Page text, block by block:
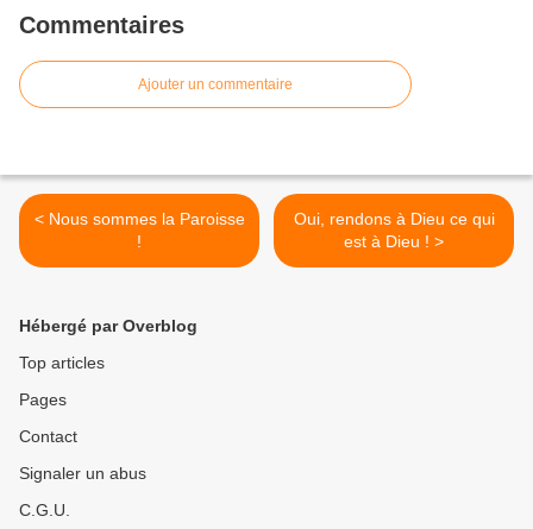
Commentaires
Ajouter un commentaire
< Nous sommes la Paroisse
!
Oui, rendons à Dieu ce qui
est à Dieu ! >
Hébergé par Overblog
Top articles
Pages
Contact
Signaler un abus
C.G.U.